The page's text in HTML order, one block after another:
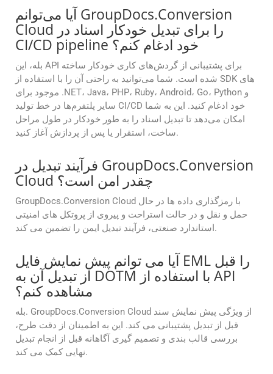
آیا می‌توانم GroupDocs.Conversion
Cloud را برای تبدیل خودکار اسناد در
CI/CD pipeline خود ادغام کنم؟
بله، این API برای پشتیبانی از گردش‌های کاری خودکار ساخته
شده است. شما می‌توانید به راحتی آن را با استفاده از SDK های
موجود برای .NET، Java، PHP، Ruby، Android، Go، Python و
سایر پلتفرم‌ها در خط تولید CI/CD خود ادغام کنید. این به شما
امکان می‌دهد تا تبدیل اسناد را به طور خودکار در طول مراحل
ساخت، استقرار یا پس از پردازش آغاز کنید.
فرآیند تبدیل در GroupDocs.Conversion
Cloud چقدر امن است؟
GroupDocs.Conversion Cloud با رمزگذاری داده ها در حال
حمل و نقل و در حالت استراحت و پیروی از پروتکل های امنیتی
استاندارد صنعتی، فرآیند تبدیل ایمن را تضمین می کند.
آیا می توانم پیش نمایش فایل EML را قبل
از تبدیل آن به DOTM با استفاده از API
مشاهده کنم؟
بله. GroupDocs.Conversion Cloud از ویژگی پیش نمایش سند
قبل از تبدیل پشتیبانی می کند. این به اطمینان از دقت طرح،
بررسی قالب بندی و تصمیم گیری آگاهانه قبل از انجام تبدیل
نهایی کمک می کند.